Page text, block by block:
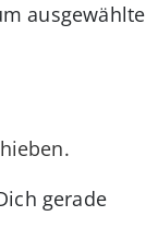
ausgewählte
gerade